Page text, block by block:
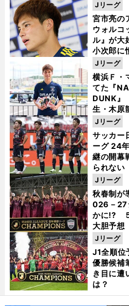
宮市亮の
ウォルコ
ル』が大
小次郎に
Jリーグ
横浜Ｆ・
てた『
DUNK』
生・木原
った
Jリーグ
サッカー
ーグ 24
継の開幕
られない
Jリーグ
秋春制が
026－27
かに!?
大胆予想
Jリーグ
J1全順
優勝候
き目に遭
は？
Jリーグ